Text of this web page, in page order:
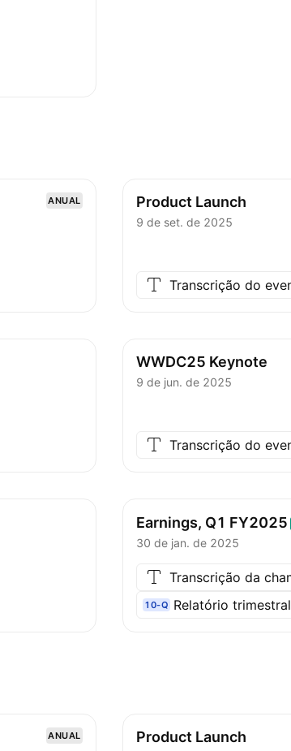
ANUAL Product Launch
9 de set. de 2025
Transcrição do
WWDC25 Keynote
9 de jun. de 2025
Transcrição do
Earnings, Q1 FY2025
30 de jan. de 2025
Transcrição da
10-Q Relatório trimestral
ANUAL Product Launch